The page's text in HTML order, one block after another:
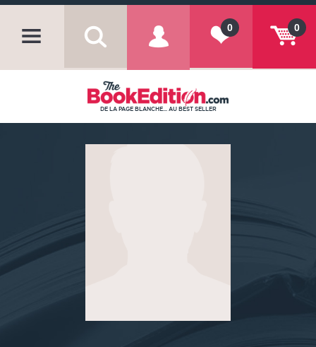
0
0
DE LA PAGE BLANCHE... AU BEST SELLER